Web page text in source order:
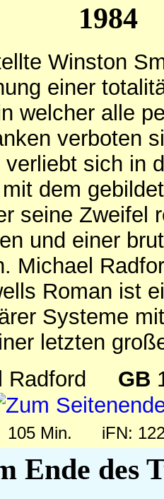
1984
Winston
einer
welcher alle
verboten
verliebt sich in
dem
seine Zweifel
und einer
Michael
Roman ist
Systeme
letzten
Radford GB
105 Min. iFN:
Ende des